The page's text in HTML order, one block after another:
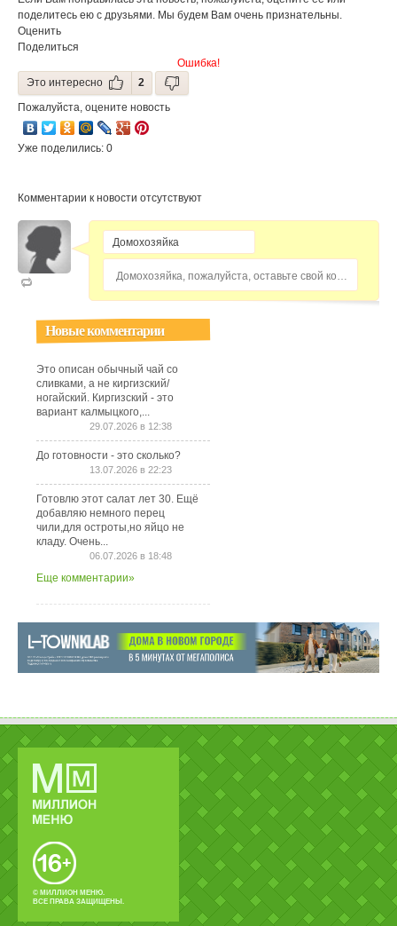
поделитесь ею с друзьями. Мы будем Вам очень признательны.
Оценить
Поделиться
Ошибка!
Это интересно
2
Пожалуйста, оцените новость
Уже поделились: 0
Комментарии к новости отсутствуют
Домохозяйка, пожалуйста, оставьте свой комментарий...
Новые комментарии
Это описан обычный чай со
сливками, а не киргизский/
ногайский. Киргизский - это
вариант калмыцкого,...
29.07.2026 в 12:38
До готовности - это сколько?
13.07.2026 в 22:23
Готовлю этот салат лет 30. Ещё
добавляю немного перец
чили,для остроты,но яйцо не
кладу. Очень...
06.07.2026 в 18:48
Еще комментарии»
© МИЛЛИОН МЕНЮ.
ВСЕ ПРАВА ЗАЩИЩЕНЫ.